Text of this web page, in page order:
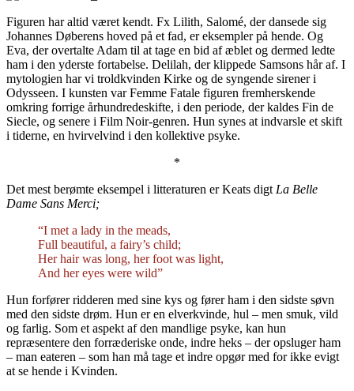
Figuren har altid været kendt. Fx Lilith, Salomé, der dansede sig
Johannes Døberens hoved på et fad, er eksempler på hende. Og
Eva, der overtalte Adam til at tage en bid af æblet og dermed ledte
ham i den yderste fortabelse. Delilah, der klippede Samsons hår af. I
mytologien har vi troldkvinden Kirke og de syngende sirener i
Odysseen. I kunsten var Femme Fatale figuren fremherskende
omkring forrige århundredeskifte, i den periode, der kaldes Fin de
Siecle, og senere i Film Noir-genren. Hun synes at indvarsle et skift
i tiderne, en hvirvelvind i den kollektive psyke.
*
Det mest berømte eksempel i litteraturen er Keats digt La Belle
Dame Sans Merci;
“I met a lady in the meads,
Full beautiful, a fairy’s child;
Her hair was long, her foot was light,
And her eyes were wild”
Hun forfører ridderen med sine kys og fører ham i den sidste søvn
med den sidste drøm. Hun er en elverkvinde, hul – men smuk, vild
og farlig. Som et aspekt af den mandlige psyke, kan hun
repræsentere den forræderiske onde, indre heks – der opsluger ham
– man eateren – som han må tage et indre opgør med for ikke evigt
at se hende i Kvinden.